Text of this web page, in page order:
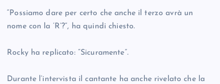
“Possiamo dare per certo che anche il terzo avrà un
nome con la ‘R’?”, ha quindi chiesto.
Rocky ha replicato: “Sicuramente”.
Durante l’intervista il cantante ha anche rivelato che la